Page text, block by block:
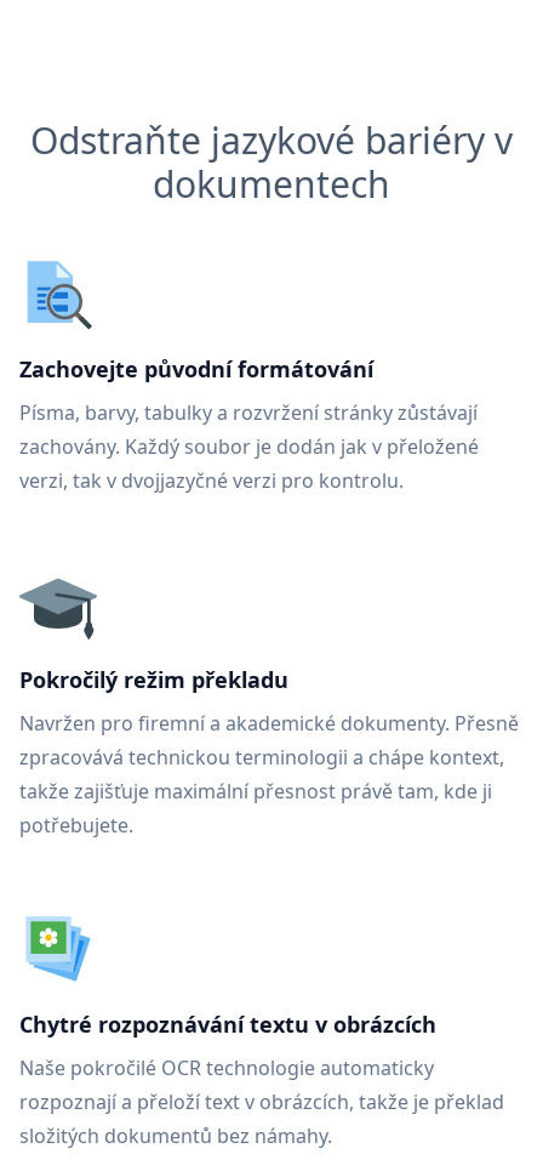
Odstraňte jazykové bariéry v
dokumentech
Zachovejte původní formátování
Písma, barvy, tabulky a rozvržení stránky zůstávají
zachovány. Každý soubor je dodán jak v přeložené
verzi, tak v dvojjazyčné verzi pro kontrolu.
Pokročilý režim překladu
Navržen pro firemní a akademické dokumenty. Přesně
zpracovává technickou terminologii a chápe kontext,
takže zajišťuje maximální přesnost právě tam, kde ji
potřebujete.
Chytré rozpoznávání textu v obrázcích
Naše pokročilé OCR technologie automaticky
rozpoznají a přeloží text v obrázcích, takže je překlad
složitých dokumentů bez námahy.